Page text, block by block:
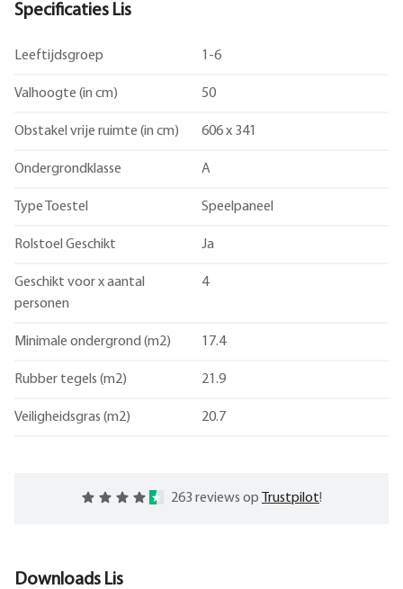
Specificaties Lis
Leeftijdsgroep 1-6
Valhoogte (in cm) 50
Obstakel vrije ruimte (in cm) 606 x 341
Ondergrondklasse A
Type Toestel Speelpaneel
Rolstoel Geschikt Ja
Geschikt voor x aantal
personen
4
Minimale ondergrond (m2) 17.4
Rubber tegels (m2) 21.9
Veiligheidsgras (m2) 20.7
263 reviews op Trustpilot!
Downloads Lis